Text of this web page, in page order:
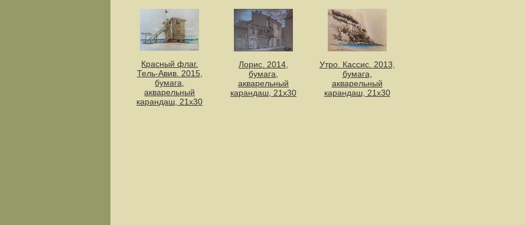
Красный флаг.
Тель-Авив. 2015,
бумага,
акварельный
карандаш, 21х30
Лорис. 2014,
бумага,
акварельный
карандаш, 21х30
Утро. Кассис. 2013,
бумага,
акварельный
карандаш, 21х30